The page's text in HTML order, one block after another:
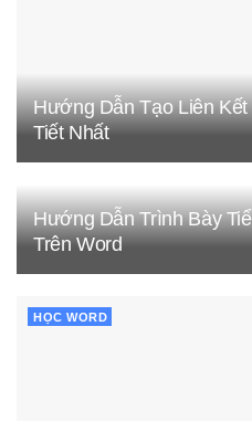
Hướng Dẫn Tạo Liên
Tiết Nhất
Hướng Dẫn Trình Bày
Trên Word
HỌC WORD